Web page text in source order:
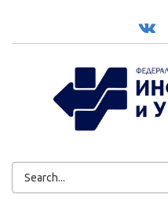
ВК
ФОРМА